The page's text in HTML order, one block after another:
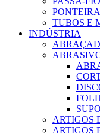
TUBOS E
INDÚSTRIA
ARTIGOS
ARTIGOS